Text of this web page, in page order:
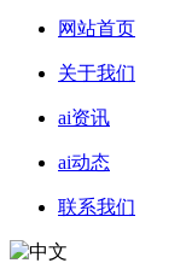
网站首页
关于我们
ai资讯
ai动态
联系我们